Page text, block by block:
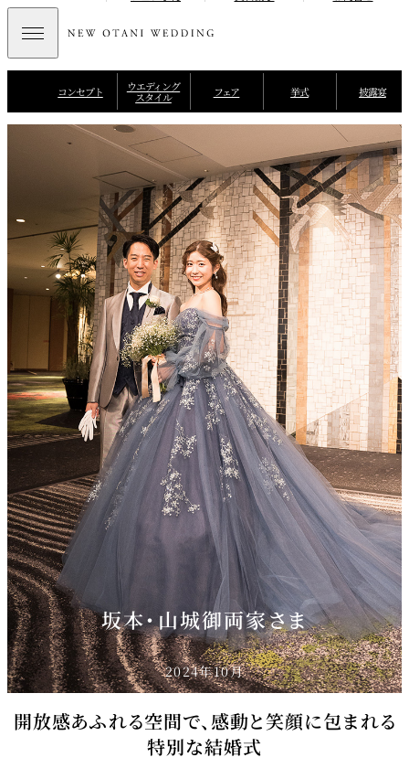
コンセプト ウエディング
スタイル フェア 挙式 披露宴
坂本・山城御両家さま
2024年10月
開放感あふれる空間で、感動と笑顔に包まれる
特別な結婚式